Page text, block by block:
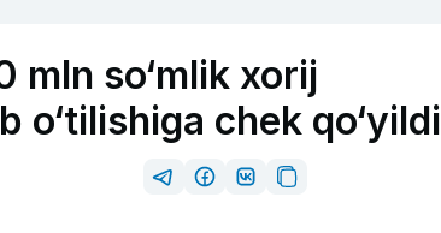
mln so‘mlik xorij
chek qo‘yildi